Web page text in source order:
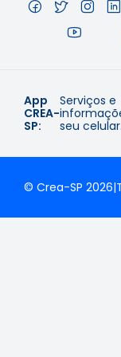
App
CREA-
SP:
Serviços e
seu celular.
© Crea-SP 2026|